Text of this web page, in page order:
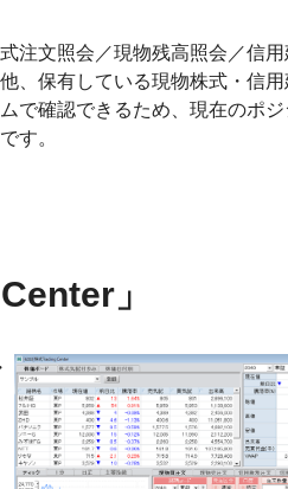
注文照会／現物残高照会／信用
、保有している現物株式・信
で確認できるため、現在のポ
す。
」